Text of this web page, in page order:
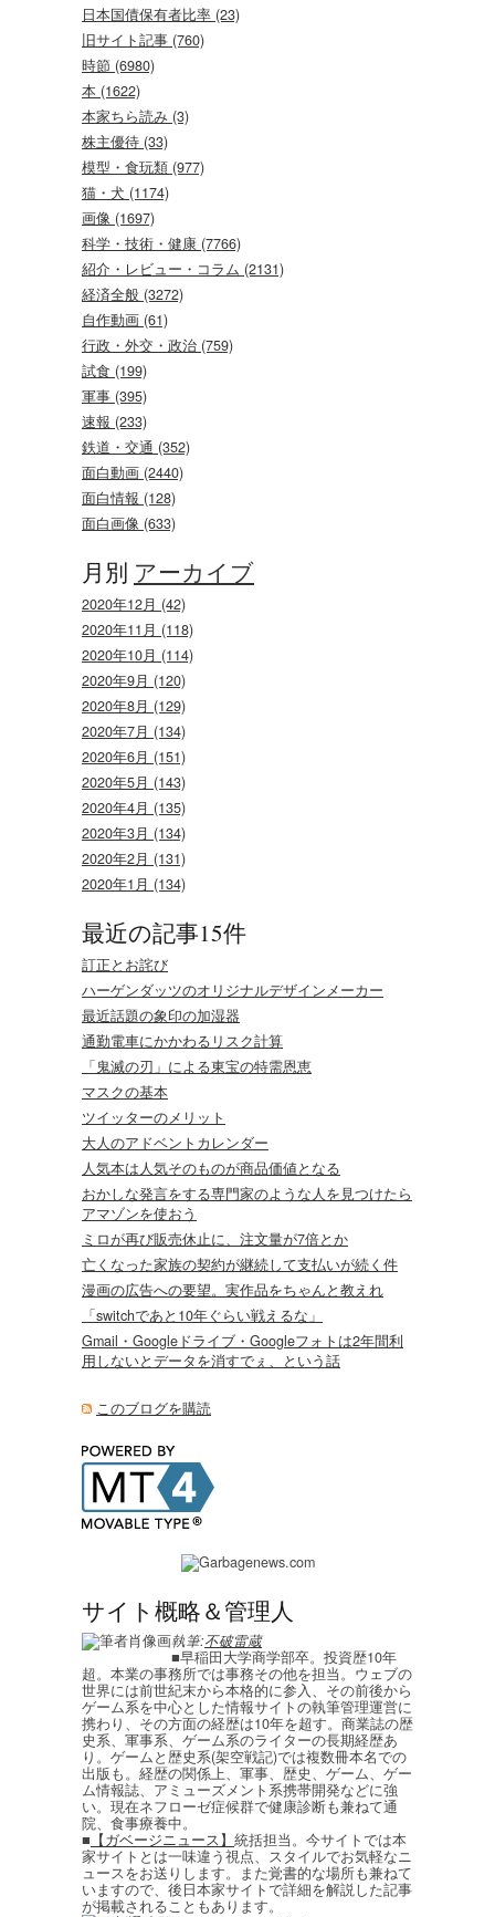
日本国債保有者比率 (23)
旧サイト記事 (760)
時節 (6980)
本 (1622)
本家ちら読み (3)
株主優待 (33)
模型・食玩類 (977)
猫・犬 (1174)
画像 (1697)
科学・技術・健康 (7766)
紹介・レビュー・コラム (2131)
経済全般 (3272)
自作動画 (61)
行政・外交・政治 (759)
試食 (199)
軍事 (395)
速報 (233)
鉄道・交通 (352)
面白動画 (2440)
面白情報 (128)
面白画像 (633)
月別 アーカイブ
2020年12月 (42)
2020年11月 (118)
2020年10月 (114)
2020年9月 (120)
2020年8月 (129)
2020年7月 (134)
2020年6月 (151)
2020年5月 (143)
2020年4月 (135)
2020年3月 (134)
2020年2月 (131)
2020年1月 (134)
最近の記事15件
訂正とお詫び
ハーゲンダッツのオリジナルデザインメーカー
最近話題の象印の加湿器
通勤電車にかかわるリスク計算
「鬼滅の刃」による東宝の特需恩恵
マスクの基本
ツイッターのメリット
大人のアドベントカレンダー
人気本は人気そのものが商品価値となる
おかしな発言をする専門家のような人を見つけたら
アマゾンを使おう
ミロが再び販売休止に、注文量が7倍とか
亡くなった家族の契約が継続して支払いが続く件
漫画の広告への要望。実作品をちゃんと教えれ
「switchであと10年ぐらい戦えるな」
Gmail・Googleドライブ・Googleフォトは2年間利
用しないとデータを消すでぇ、という話
このブログを購読
サイト概略＆管理人
執筆:不破雷蔵
■早稲田大学商学部卒。投資歴10年
超。本業の事務所では事務その他を担当。ウェブの
世界には前世紀末から本格的に参入、その前後から
ゲーム系を中心とした情報サイトの執筆管理運営に
携わり、その方面の経歴は10年を超す。商業誌の歴
史系、軍事系、ゲーム系のライターの長期経歴あ
り。ゲームと歴史系(架空戦記)では複数冊本名での
出版も。経歴の関係上、軍事、歴史、ゲーム、ゲー
ム情報誌、アミューズメント系携帯開発などに強
い。現在ネフローゼ症候群で健康診断も兼ねて通
院、食事療養中。
■ 【ガベージニュース】 統括担当。今サイトでは本
家サイトとは一味違う視点、スタイルでお気軽なニ
ュースをお送りします。また覚書的な場所も兼ねて
いますので、後日本家サイトで詳細を解説した記事
が掲載されることもあります。